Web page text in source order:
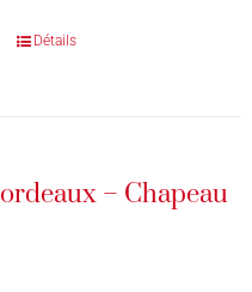
Détails
– Chapeau